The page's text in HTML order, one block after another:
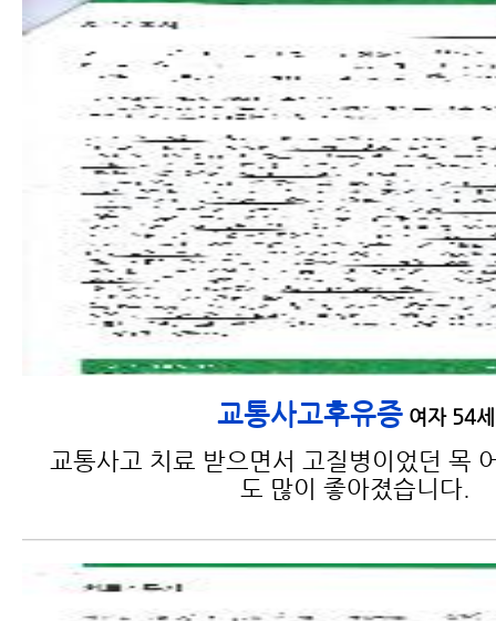
교통사고 치료기간
교통사고후유증여자 54세
교통사고 치료 받으면서 고질병이었던 목
도 많이 좋아졌습니다.